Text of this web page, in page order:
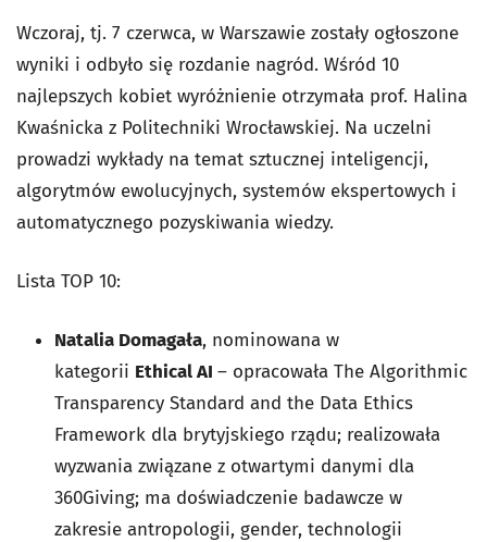
Wczoraj, tj. 7 czerwca, w Warszawie zostały ogłoszone
wyniki i odbyło się rozdanie nagród. Wśród 10
najlepszych kobiet wyróżnienie otrzymała prof. Halina
Kwaśnicka z Politechniki Wrocławskiej. Na uczelni
prowadzi wykłady na temat sztucznej inteligencji,
algorytmów ewolucyjnych, systemów ekspertowych i
automatycznego pozyskiwania wiedzy.
Lista TOP 10:
Natalia Domagała, nominowana w
kategorii Ethical AI – opracowała The Algorithmic
Transparency Standard and the Data Ethics
Framework dla brytyjskiego rządu; realizowała
wyzwania związane z otwartymi danymi dla
360Giving; ma doświadczenie badawcze w
zakresie antropologii, gender, technologii